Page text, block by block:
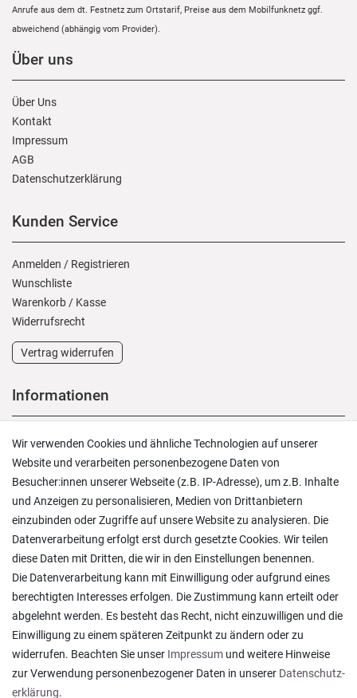
Anrufe aus dem dt. Festnetz zum Ortstarif, Preise aus dem Mobilfunknetz ggf.
abweichend (abhängig vom Provider).
Über uns
Über Uns
Kontakt
Impressum
AGB
Daten­schutz­erklärung
Kunden Service
Anmelden / Registrieren
Wunschliste
Warenkorb / Kasse
Widerrufs­recht
Vertrag widerrufen
Informationen
Versand und Zahlung
Rücksendungen
Lieferung in die Schweiz
Pflegesymbole
Lagerverkauf
Ratgeber & News
Ein einfach toller Service - prompte Lieferung und
sogar mit Pflegehinweis!
Datum der Veröffentlichung: 05.08.2026
Datum der Kauferfahrung: 29.07.2026
Wir verwenden Cookies und ähnliche Technologien auf unserer
Website und verarbeiten personenbezogene Daten von
Besucher:innen unserer Webseite (z.B. IP-Adresse), um z.B. Inhalte
und Anzeigen zu personalisieren, Medien von Drittanbietern
einzubinden oder Zugriffe auf unsere Website zu analysieren. Die
Datenverarbeitung erfolgt erst durch gesetzte Cookies. Wir teilen
diese Daten mit Dritten, die wir in den Einstellungen benennen.
Die Datenverarbeitung kann mit Einwilligung oder aufgrund eines
berechtigten Interesses erfolgen. Die Zustimmung kann erteilt oder
abgelehnt werden. Es besteht das Recht, nicht einzuwilligen und die
Einwilligung zu einem späteren Zeitpunkt zu ändern oder zu
widerrufen. Beachten Sie unser Impressum und weitere Hinweise
zur Verwendung personenbezogener Daten in unserer Daten­schutz­
erklärung.